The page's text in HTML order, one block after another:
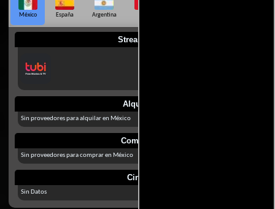
México España Argentina
Streaming
Alquilar
Sin proveedores para alquilar en México
Comprar
Sin proveedores para comprar en México
Cines
Sin Datos